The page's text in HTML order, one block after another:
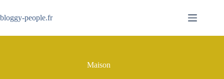
contenu
bloggy-people.fr
Maison